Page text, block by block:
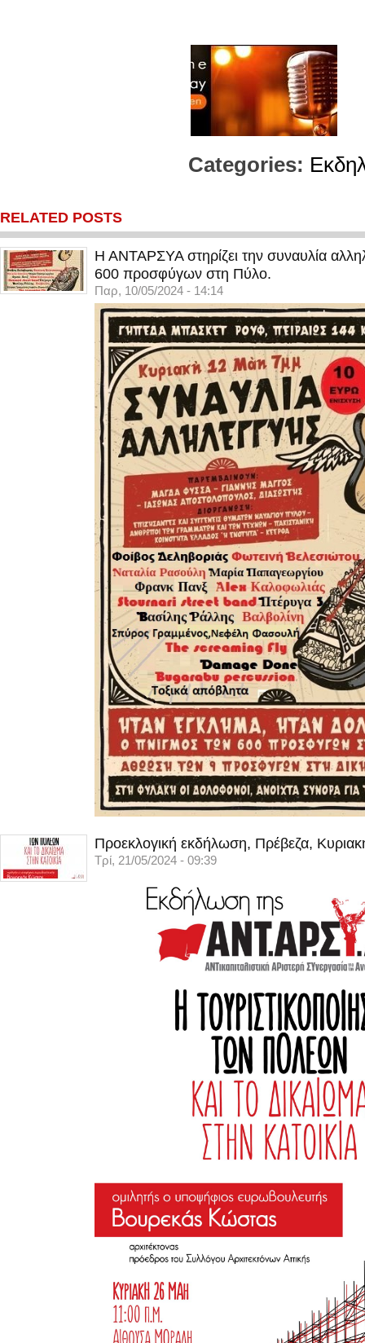
Categories:
RELATED POSTS
Η ΑΝΤΑΡΣΥΑ στηρίζει την συναυλία
600 προσφύγων στη Πύλο.
Παρ, 10/05/2024 - 14:14
Προεκλογική εκδήλωση, Πρέβεζα,
Τρί, 21/05/2024 - 09:39